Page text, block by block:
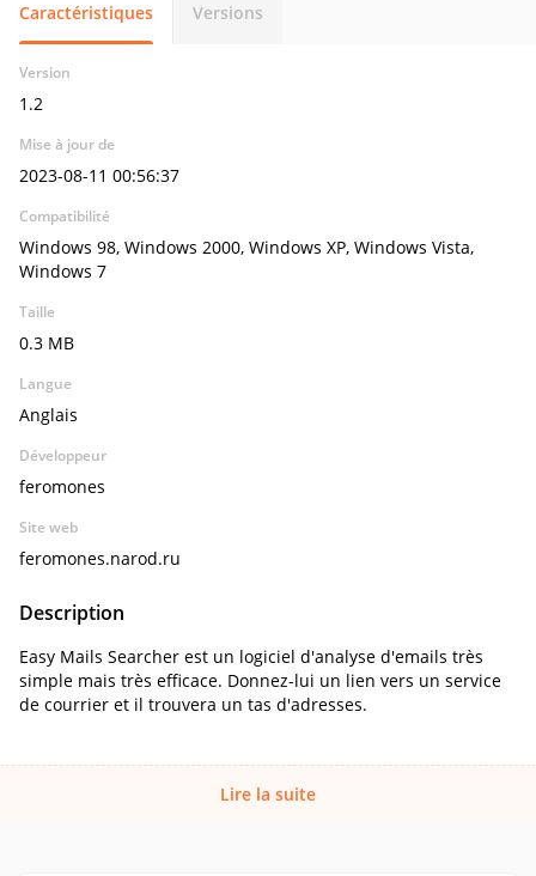
Caractéristiques Versions
Version
1.2
Mise à jour de
2023-08-11 00:56:37
Compatibilité
Windows 98, Windows 2000, Windows XP, Windows Vista,
Windows 7
Taille
0.3 MB
Langue
Anglais
Développeur
feromones
Site web
feromones.narod.ru
Description
Easy Mails Searcher est un logiciel d'analyse d'emails très
simple mais très efficace. Donnez-lui un lien vers un service
de courrier et il trouvera un tas d'adresses.
Lire la suite